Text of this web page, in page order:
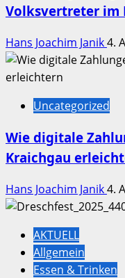
Volksvertreter im
Hans Joachim Janik4.
Uncategorized
Wie digitale
Kraichgau
Hans Joachim Janik4.
AKTUELL
Allgemein
Essen & Trinken